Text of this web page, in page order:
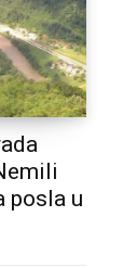
posla u